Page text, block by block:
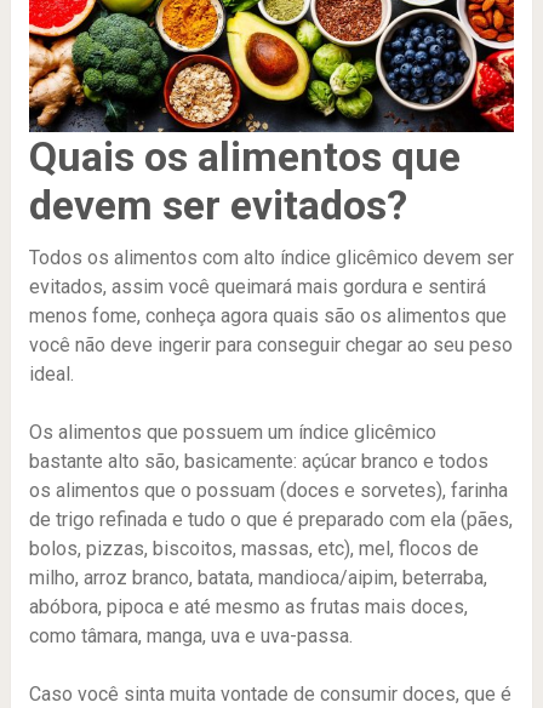
Quais os alimentos que
devem ser evitados?
Todos os alimentos com alto índice glicêmico devem ser
evitados, assim você queimará mais gordura e sentirá
menos fome, conheça agora quais são os alimentos que
você não deve ingerir para conseguir chegar ao seu peso
ideal.
Os alimentos que possuem um índice glicêmico
bastante alto são, basicamente: açúcar branco e todos
os alimentos que o possuam (doces e sorvetes), farinha
de trigo refinada e tudo o que é preparado com ela (pães,
bolos, pizzas, biscoitos, massas, etc), mel, flocos de
milho, arroz branco, batata, mandioca/aipim, beterraba,
abóbora, pipoca e até mesmo as frutas mais doces,
como tâmara, manga, uva e uva-passa.
Caso você sinta muita vontade de consumir doces, que é